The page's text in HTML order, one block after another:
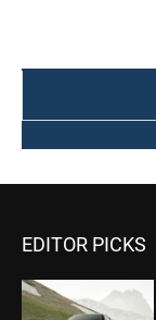
EDITOR PICKS